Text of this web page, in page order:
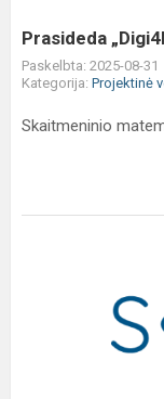
Prasideda
Paskelbta: 2025-08-31
Kategorija: Projektinė
Skaitmeninio